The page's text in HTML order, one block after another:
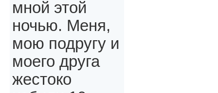
мной этой
ночью. Меня,
мою подругу и
моего друга
жестоко